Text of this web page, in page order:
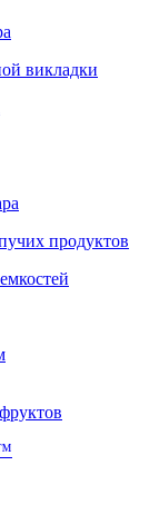
викладки
продуктов